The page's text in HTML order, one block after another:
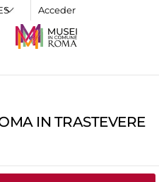
Acceder
IN TRASTEVERE